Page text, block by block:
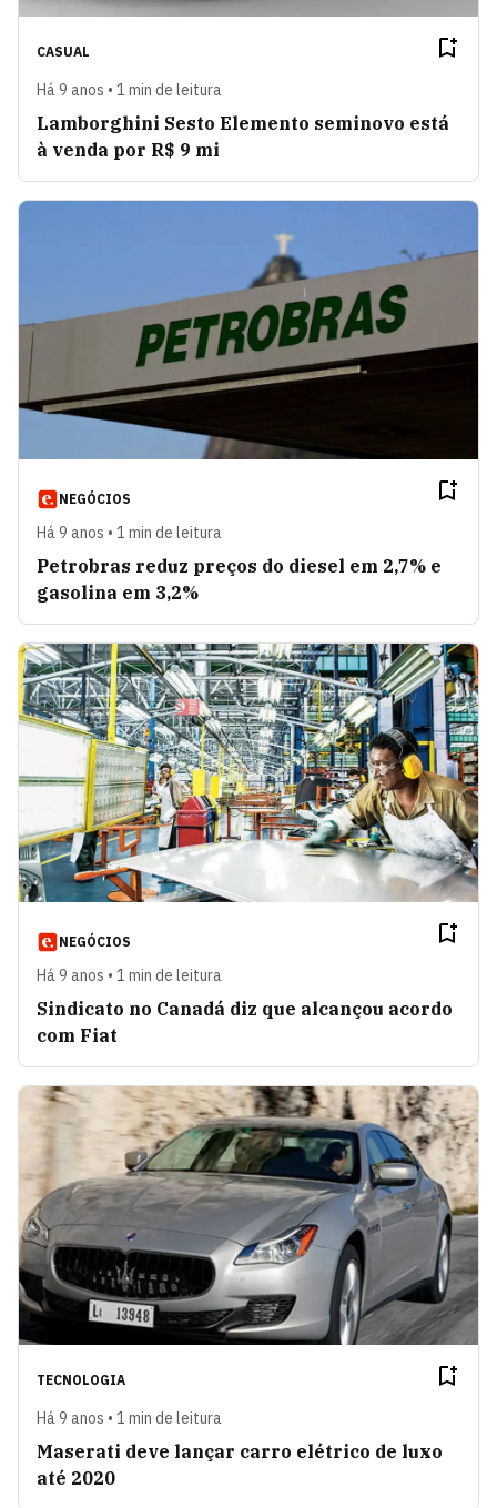
CASUAL
Há 9 anos • 1 min de leitura
Lamborghini Sesto Elemento seminovo está
à venda por R$ 9 mi
NEGÓCIOS
Há 9 anos • 1 min de leitura
Petrobras reduz preços do diesel em 2,7% e
gasolina em 3,2%
NEGÓCIOS
Há 9 anos • 1 min de leitura
Sindicato no Canadá diz que alcançou acordo
com Fiat
TECNOLOGIA
Há 9 anos • 1 min de leitura
Maserati deve lançar carro elétrico de luxo
até 2020